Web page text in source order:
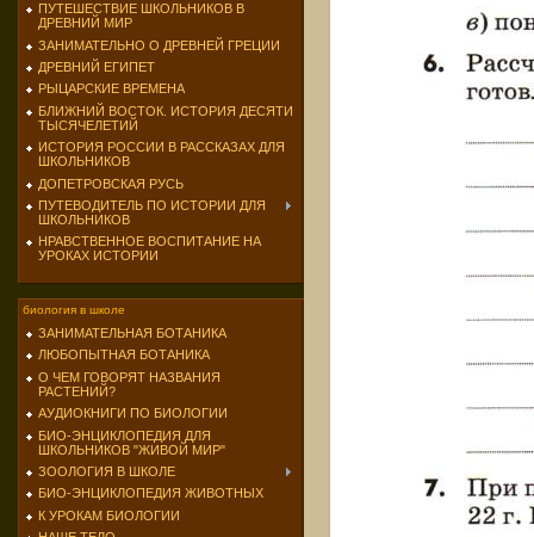
ПУТЕШЕСТВИЕ ШКОЛЬНИКОВ В
ДРЕВНИЙ МИР
ЗАНИМАТЕЛЬНО О ДРЕВНЕЙ ГРЕЦИИ
ДРЕВНИЙ ЕГИПЕТ
РЫЦАРСКИЕ ВРЕМЕНА
БЛИЖНИЙ ВОСТОК. ИСТОРИЯ ДЕСЯТИ
ТЫСЯЧЕЛЕТИЙ
ИСТОРИЯ РОССИИ В РАССКАЗАХ ДЛЯ
ШКОЛЬНИКОВ
ДОПЕТРОВСКАЯ РУСЬ
ПУТЕВОДИТЕЛЬ ПО ИСТОРИИ ДЛЯ
ШКОЛЬНИКОВ
НРАВСТВЕННОЕ ВОСПИТАНИЕ НА
УРОКАХ ИСТОРИИ
биология в школе
ЗАНИМАТЕЛЬНАЯ БОТАНИКА
ЛЮБОПЫТНАЯ БОТАНИКА
О ЧЕМ ГОВОРЯТ НАЗВАНИЯ
РАСТЕНИЙ?
АУДИОКНИГИ ПО БИОЛОГИИ
БИО-ЭНЦИКЛОПЕДИЯ ДЛЯ
ШКОЛЬНИКОВ "ЖИВОЙ МИР"
ЗООЛОГИЯ В ШКОЛЕ
БИО-ЭНЦИКЛОПЕДИЯ ЖИВОТНЫХ
К УРОКАМ БИОЛОГИИ